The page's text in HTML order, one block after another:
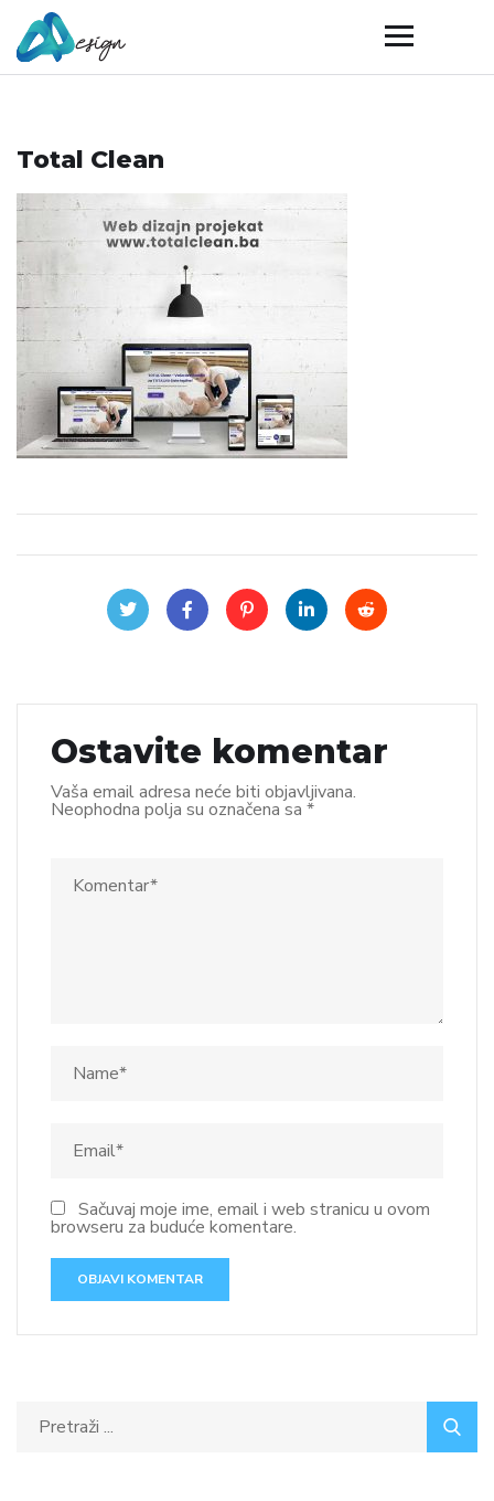
Total Clean
Ostavite komentar
Vaša email adresa neće biti objavljivana.
Neophodna polja su označena sa *
Sačuvaj moje ime, email i web stranicu u ovom
browseru za buduće komentare.